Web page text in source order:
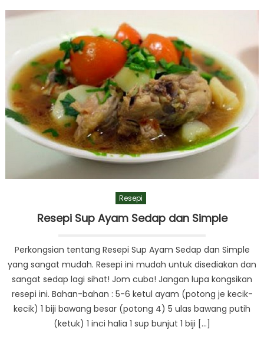
Resepi
Resepi Sup Ayam Sedap dan Simple
Perkongsian tentang Resepi Sup Ayam Sedap dan Simple
yang sangat mudah. Resepi ini mudah untuk disediakan dan
sangat sedap lagi sihat! Jom cuba! Jangan lupa kongsikan
resepi ini. Bahan-bahan : 5-6 ketul ayam (potong je kecik-
kecik) 1 biji bawang besar (potong 4) 5 ulas bawang putih
(ketuk) 1 inci halia 1 sup bunjut 1 biji […]